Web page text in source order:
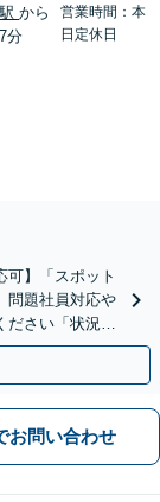
から
分
営業時間：本
日定休日
可】「スポット
問題社員対応や
さい「状況に
】
お問い合わせ